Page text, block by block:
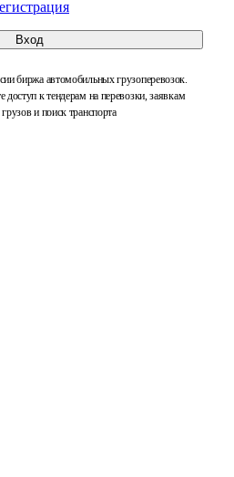
Вход
биржа автомобильных грузоперевозок.
доступ к тендерам на перевозки, заявкам
и поиск транспорта